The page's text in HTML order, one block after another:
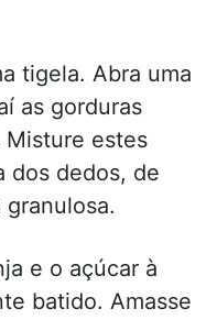
tigela. Abra uma
as gorduras
Misture estes
dos dedos, de
e o açúcar à
batido. Amasse